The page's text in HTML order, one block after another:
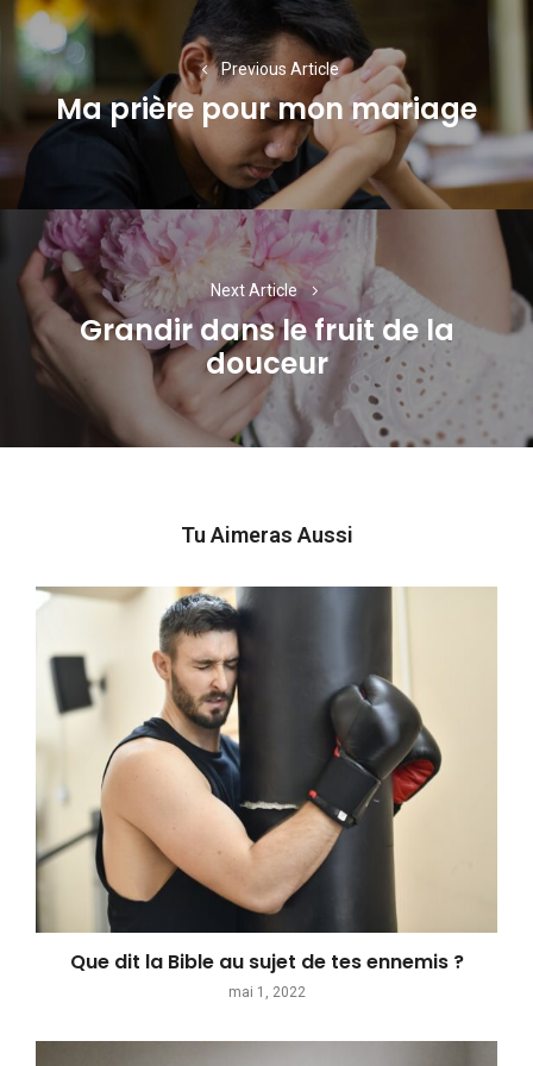
de
l’article
Previous Article
Previous
post:
Ma prière pour mon mariage
Next Article
Next
post:
Grandir dans le fruit de la
douceur
Tu Aimeras Aussi
Que dit la Bible au sujet de tes ennemis ?
mai 1, 2022